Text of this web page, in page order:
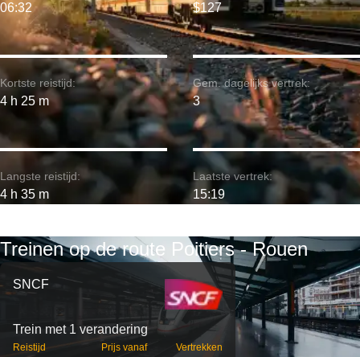
Kortste reistijd:
4 h 25 m
06:32
Langste reistijd:
4 h 35 m
$127
Gem. dagelijks vertrek:
3
Laatste vertrek:
15:19
Treinen op de route Poitiers - Rouen
SNCF
Trein met 1 verandering
Reistijd Prijs vanaf Vertrekken